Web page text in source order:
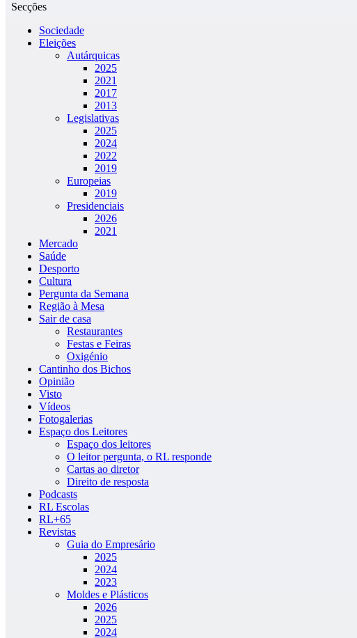
Secções
Sociedade
Eleições
Autárquicas
2025
2021
2017
2013
Legislativas
2025
2024
2022
2019
Europeias
2019
Presidenciais
2026
2021
Mercado
Saúde
Desporto
Cultura
Pergunta da Semana
Região à Mesa
Sair de casa
Restaurantes
Festas e Feiras
Oxigénio
Cantinho dos Bichos
Opinião
Visto
Vídeos
Fotogalerias
Espaço dos Leitores
Espaço dos leitores
O leitor pergunta, o RL responde
Cartas ao diretor
Direito de resposta
Podcasts
RL Escolas
RL+65
Revistas
Guia do Empresário
2025
2024
2023
Moldes e Plásticos
2026
2025
2024